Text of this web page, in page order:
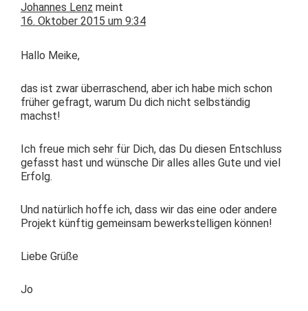
Johannes Lenz meint
16. Oktober 2015 um 9:34
Hal­lo Meike,
das ist zwar über­raschend, aber ich habe mich schon
früher gefragt, warum Du dich nicht selb­ständig
machst!
Ich freue mich sehr für Dich, das Du diesen Entschluss
gefasst hast und wün­sche Dir alles alles Gute und viel
Erfolg.
Und natür­lich hoffe ich, dass wir das eine oder andere
Pro­jekt kün­ftig gemein­sam bew­erk­stel­li­gen können!
Liebe Grüße
Jo